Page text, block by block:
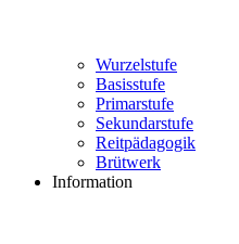
Wurzelstufe
Basisstufe
Primarstufe
Sekundarstufe
Reitpädagogik
Brütwerk
Information